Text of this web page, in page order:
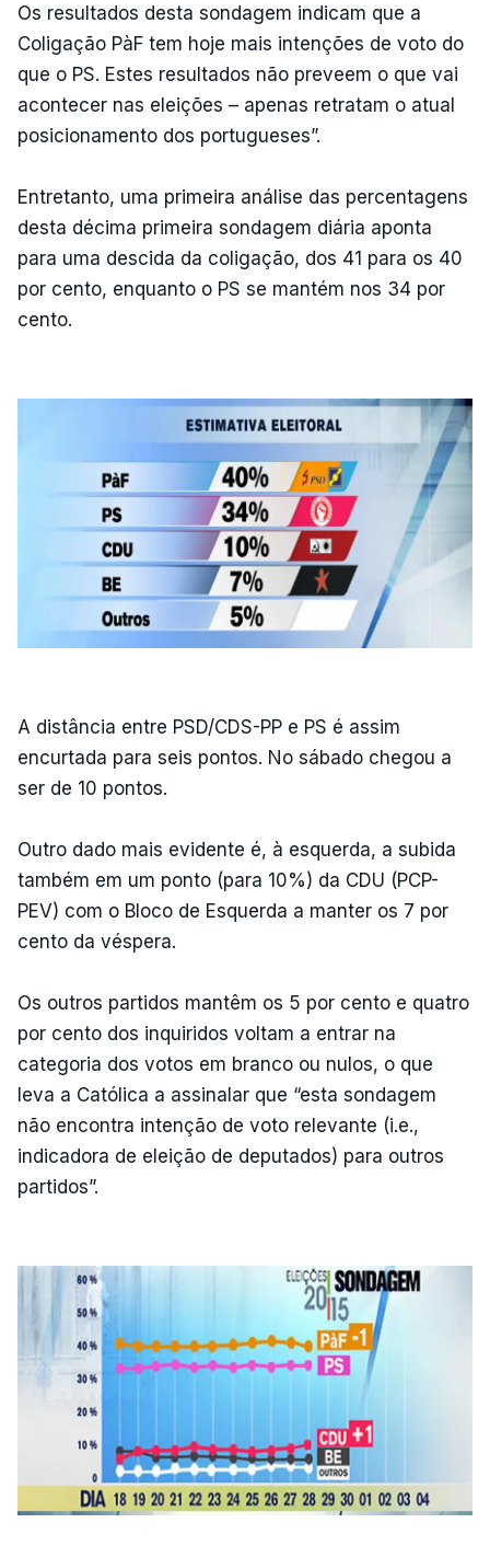
Os resultados desta sondagem indicam que a
Coligação PàF tem hoje mais intenções de voto do
que o PS. Estes resultados não preveem o que vai
acontecer nas eleições – apenas retratam o atual
posicionamento dos portugueses”.
Entretanto, uma primeira análise das percentagens
desta décima primeira sondagem diária aponta
para uma descida da coligação, dos 41 para os 40
por cento, enquanto o PS se mantém nos 34 por
cento.
A distância entre PSD/CDS-PP e PS é assim
encurtada para seis pontos. No sábado chegou a
ser de 10 pontos.
Outro dado mais evidente é, à esquerda, a subida
também em um ponto (para 10%) da CDU (PCP-
PEV) com o Bloco de Esquerda a manter os 7 por
cento da véspera.
Os outros partidos mantêm os 5 por cento e quatro
por cento dos inquiridos voltam a entrar na
categoria dos votos em branco ou nulos, o que
leva a Católica a assinalar que “esta sondagem
não encontra intenção de voto relevante (i.e.,
indicadora de eleição de deputados) para outros
partidos”.